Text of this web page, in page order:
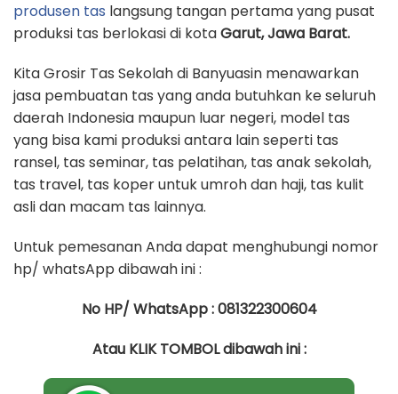
produsen tas langsung tangan pertama yang pusat
produksi tas berlokasi di kotaGarut, Jawa Barat.
Kita Grosir Tas Sekolah di Banyuasin menawarkan
jasa pembuatan tas yang anda butuhkan ke seluruh
daerah Indonesia maupun luar negeri, model tas
yang bisa kami produksi antara lain seperti tas
ransel, tas seminar, tas pelatihan, tas anak sekolah,
tas travel, tas koper untuk umroh dan haji, tas kulit
asli dan macam tas lainnya.
Untuk pemesanan Anda dapat menghubungi nomor
hp/ whatsApp dibawah ini :
No HP/ WhatsApp : 081322300604
Atau KLIK TOMBOL dibawah ini :